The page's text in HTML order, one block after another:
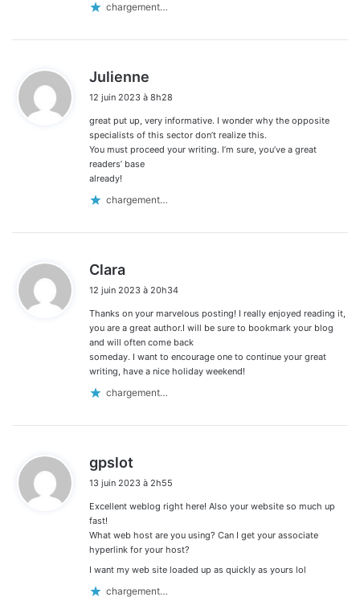
chargement…
Julienne
t
:
12 juin 2023 à 8h28
great put up, very informative. I wonder why the opposite
specialists of this sector don’t realize this.
You must proceed your writing. I’m sure, you’ve a great
readers’ base
already!
chargement…
Clara
t
:
12 juin 2023 à 20h34
Thanks on your marvelous posting! I really enjoyed reading it,
you are a great author.I will be sure to bookmark your blog
and will often come back
someday. I want to encourage one to continue your great
writing, have a nice holiday weekend!
chargement…
gpslot
t
13 juin 2023 à 2h55
Excellent weblog right here! Also your website so much up
fast!
What web host are you using? Can I get your associate
hyperlink for your host?
I want my web site loaded up as quickly as yours lol
chargement…